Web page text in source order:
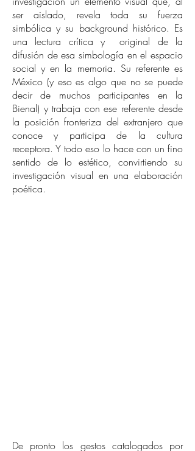
ser aislado, revela toda su fuerza
simbólica y su background histórico. Es
una lectura crítica y original de la
difusión de esa simbología en el espacio
social y en la memoria. Su referente es
México (y eso es algo que no se puede
decir de muchos participantes en la
Bienal) y trabaja con ese referente desde
la posición fronteriza del extranjero que
conoce y participa de la cultura
receptora. Y todo eso lo hace con un fino
sentido de lo estético, convirtiendo su
investigación visual en una elaboración
poética.
De pronto los gestos catalogados por